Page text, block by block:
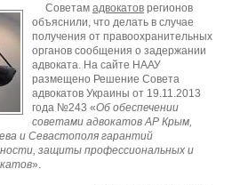
Советам адвокатов регионов
объяснили, что делать в случае
получения от правоохранительных
органов сообщения о задержании
адвоката. На сайте НААУ
размещено Решение Совета
адвокатов Украины от 19.11.2013
года №243 «Об обеспечении
советами адвокатов АР Крым,
и Севастополя гарантий
защиты профессиональных и
».